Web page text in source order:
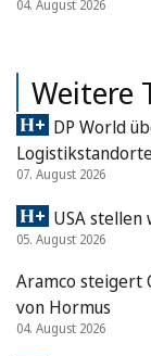
04. August 2026
Weitere
DP World
07. August 2026
USA stellen
05. August 2026
Aramco steigert
von Hormus
04. August 2026